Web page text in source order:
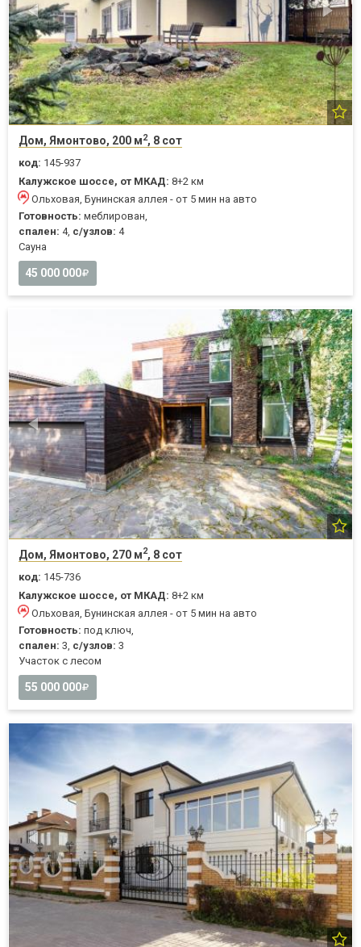
Дом, Ямонтово, 200 м2, 8 сот
код: 145-937
Калужское шоссе, от МКАД: 8+2 км
Ольховая, Бунинская аллея - от 5 мин на авто
Готовность: меблирован,
спален: 4, с/узлов: 4
Cауна
45 000 000
Дом, Ямонтово, 270 м2, 8 сот
код: 145-736
Калужское шоссе, от МКАД: 8+2 км
Ольховая, Бунинская аллея - от 5 мин на авто
Готовность: под ключ,
спален: 3, с/узлов: 3
Участок с лесом
55 000 000